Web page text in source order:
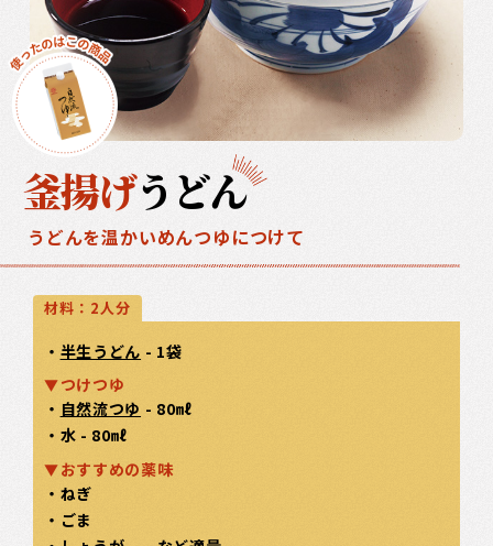
釜揚げうどん
うどんを温かいめんつゆにつけて
材料：2人分
・ 半生うどん - 1袋
つけつゆ
・ 自然流つゆ - 80㎖
・水 - 80㎖
おすすめの薬味
・ねぎ
・ごま